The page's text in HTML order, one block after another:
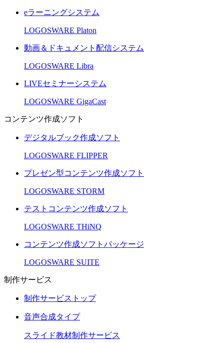
eラーニングシステム
LOGOSWARE Platon
動画＆ドキュメント配信システム
LOGOSWARE Libra
LIVEセミナーシステム
LOGOSWARE GigaCast
コンテンツ作成ソフト
デジタルブック作成ソフト
LOGOSWARE FLIPPER
プレゼン型コンテンツ作成ソフト
LOGOSWARE STORM
テストコンテンツ作成ソフト
LOGOSWARE THiNQ
コンテンツ作成ソフトパッケージ
LOGOSWARE SUITE
制作サービス
制作サービストップ
音声合成タイプ
スライド教材制作サービス